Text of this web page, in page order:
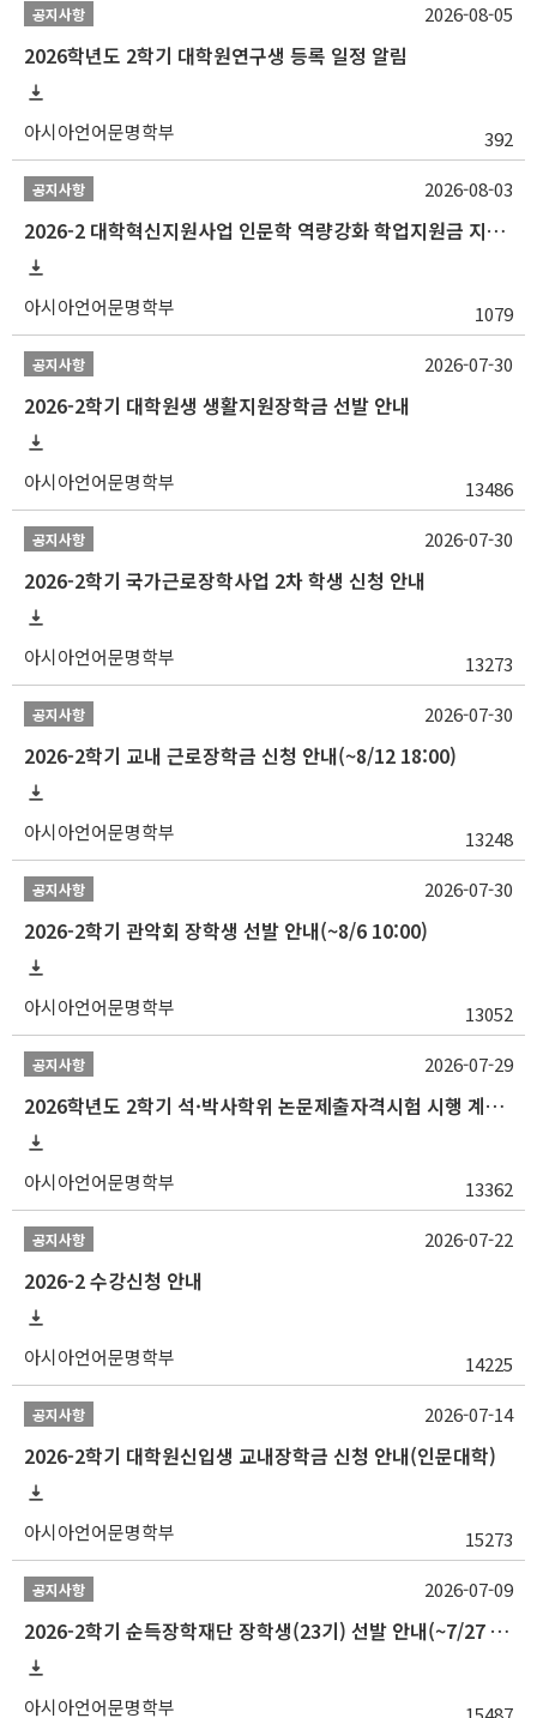
공지사항
2026학년도 2학기 대학원연구생 등록 일정 알림
아시아언어문명학부 392
2026-08-05
공지사항
2026-2 대학혁신지원사업 인문학 역량강화 학업지원금 지원 선발 안내 (학/석/박사)
아시아언어문명학부 1079
2026-08-03
공지사항
2026-2학기 대학원생 생활지원장학금 선발 안내
아시아언어문명학부 13486
2026-07-30
공지사항
2026-2학기 국가근로장학사업 2차 학생 신청 안내
아시아언어문명학부 13273
2026-07-30
공지사항
2026-2학기 교내 근로장학금 신청 안내(~8/12 18:00)
아시아언어문명학부 13248
2026-07-30
공지사항
2026-2학기 관악회 장학생 선발 안내(~8/6 10:00)
아시아언어문명학부 13052
2026-07-30
공지사항
2026학년도 2학기 석·박사학위 논문제출자격시험 시행 계획 공고
아시아언어문명학부 13362
2026-07-29
공지사항
2026-2 수강신청 안내
아시아언어문명학부 14225
2026-07-22
공지사항
2026-2학기 대학원신입생 교내장학금 신청 안내(인문대학)
아시아언어문명학부 15273
2026-07-14
공지사항
2026-2학기 순득장학재단 장학생(23기) 선발 안내(~7/27 10:00)
아시아언어문명학부
2026-07-09